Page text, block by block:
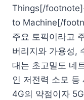
Things[/
to Machine[/
주요 토픽이라고
버리지와 가용성,
대는 초고밀도 네
인 저전력 소모 등
4G의 약점이자